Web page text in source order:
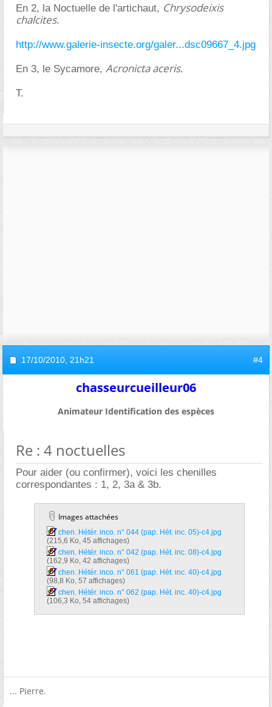
En 2, la Noctuelle de l'artichaut, Chrysodeixis
chalcites.
http://www.galerie-insecte.org/galer...dsc09667_4.jpg
En 3, le Sycamore, Acronicta aceris.
T.
17/10/2010, 21h21 #4
chasseurcueilleur06
Animateur Identification des espèces
Re : 4 noctuelles
Pour aider (ou confirmer), voici les chenilles
correspondantes : 1, 2, 3a & 3b.
Images attachées
chen. Hétér. inco. n° 044 (pap. Hét. inc. 05)-c4.jpg‎
(215,6 Ko, 45 affichages)
chen. Hétér. inco. n° 042 (pap. Hét. inc. 08)-c4.jpg‎
(162,9 Ko, 42 affichages)
chen. Hétér. inco. n° 061 (pap. Hét. inc. 40)-c4.jpg‎
(98,8 Ko, 57 affichages)
chen. Hétér. inco. n° 062 (pap. Hét. inc. 40)-c4.jpg‎
(106,3 Ko, 54 affichages)
... Pierre.